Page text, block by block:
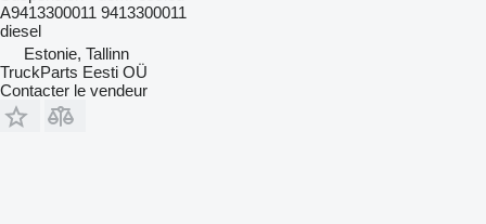
A9413300011 9413300011
diesel
Estonie, Tallinn
TruckParts Eesti OÜ
Contacter le vendeur